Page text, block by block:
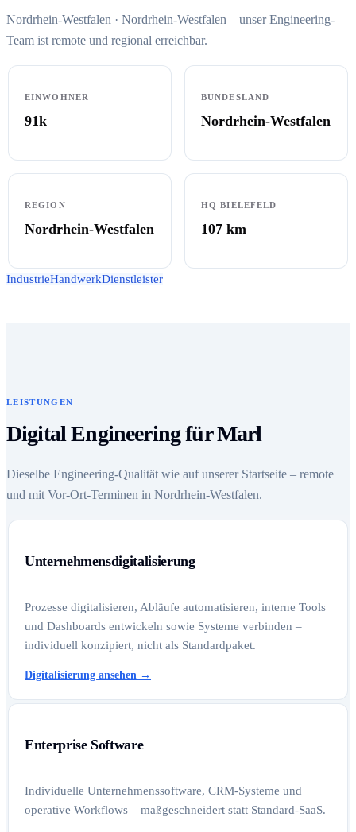
Nordrhein-Westfalen · Nordrhein-Westfalen – unser Engineering-
Team ist remote und regional erreichbar.
EINWOHNER
91k
BUNDESLAND
Nordrhein-Westfalen
REGION
Nordrhein-Westfalen
HQ BIELEFELD
107 km
IndustrieHandwerkDienstleister
LEISTUNGEN
Digital Engineering für Marl
Dieselbe Engineering-Qualität wie auf unserer Startseite – remote
und mit Vor-Ort-Terminen in Nordrhein-Westfalen.
Unternehmensdigitalisierung
Prozesse digitalisieren, Abläufe automatisieren, interne Tools
und Dashboards entwickeln sowie Systeme verbinden –
individuell konzipiert, nicht als Standardpaket.
Digitalisierung ansehen →
Enterprise Software
Individuelle Unternehmenssoftware, CRM-Systeme und
operative Workflows – maßgeschneidert statt Standard-SaaS.